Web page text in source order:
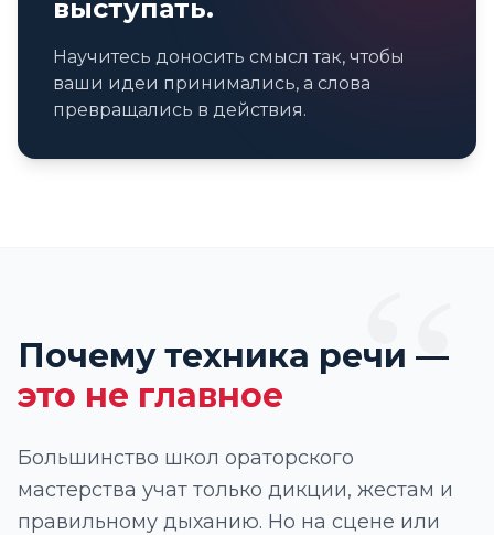
выступать.
Научитесь доносить смысл так, чтобы
ваши идеи принимались, а слова
превращались в действия.
“
Почему техника речи —
это не главное
Большинство школ ораторского
мастерства учат только дикции, жестам и
правильному дыханию. Но на сцене или